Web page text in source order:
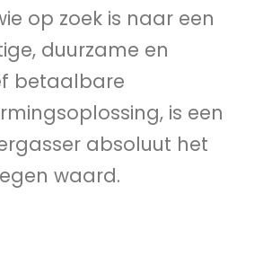
op zoek is naar een
duurzame en
betaalbare
is een
absoluut het
waard.